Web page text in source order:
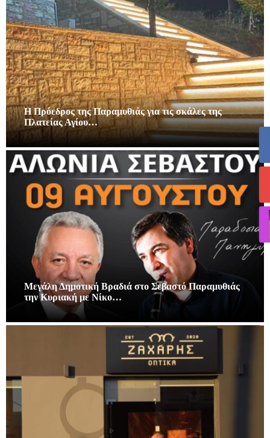
Η Πρόεδρος της Παραμυθιάς για τις σκάλες της
Πλατείας Αγίου…
Μεγάλη Δημοτική Βραδιά στο Σεβαστό Παραμυθιάς
την Κυριακή με Νίκο…